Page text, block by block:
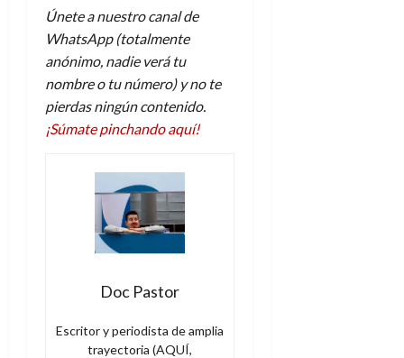
Únete a nuestro canal de
WhatsApp (totalmente
anónimo, nadie verá tu
nombre o tu número) y no te
pierdas ningún contenido.
¡Súmate pinchando aquí!
Doc Pastor
Escritor y periodista de amplia
trayectoria (AQUÍ,